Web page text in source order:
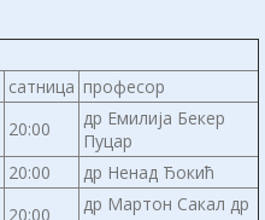
сатница професор
20:00
др Емилија Бекер
Пуцар
20:00
др Ненад Ђокић
20:00
др Мартон Сакал др